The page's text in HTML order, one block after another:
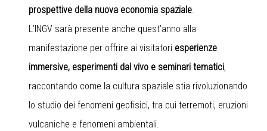
prospettive della nuova economia spaziale.
L’INGV sarà presente anche quest’anno alla
manifestazione per offrire ai visitatori esperienze
immersive, esperimenti dal vivo e seminari tematici,
raccontando come la cultura spaziale stia rivoluzionando
lo studio dei fenomeni geofisici, tra cui terremoti, eruzioni
vulcaniche e fenomeni ambientali.